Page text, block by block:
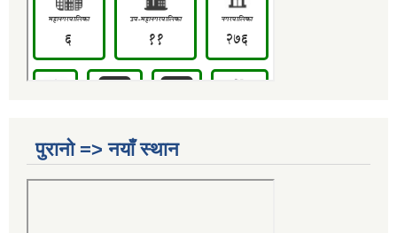
पुरानो => नयाँ स्थान